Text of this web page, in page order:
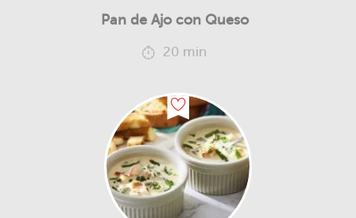
Pan de Ajo con Queso
20 min